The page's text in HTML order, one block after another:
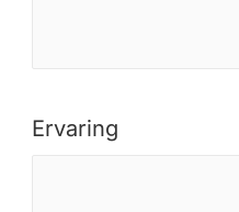
Ervaring